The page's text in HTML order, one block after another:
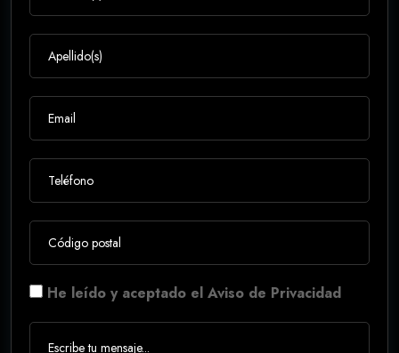
He leído y aceptado el Aviso de Privacidad